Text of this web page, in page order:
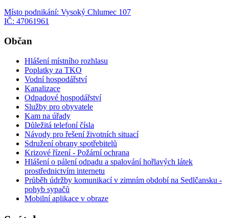
Místo podnikání: Vysoký Chlumec 107
IČ: 47061961
Občan
Hlášení místního rozhlasu
Poplatky za TKO
Vodní hospodářství
Kanalizace
Odpadové hospodářství
Služby pro obyvatele
Kam na úřady
Důležitá telefoní čísla
Návody pro řešení životních situací
Sdružení obrany spotřebitelů
Krizové řízení - Požární ochrana
Hlášení o pálení odpadu a spalování hořlavých látek
prostřednictvím internetu
Průběh údržby komunikací v zimním období na Sedlčansku -
pohyb sypačů
Mobilní aplikace v obraze